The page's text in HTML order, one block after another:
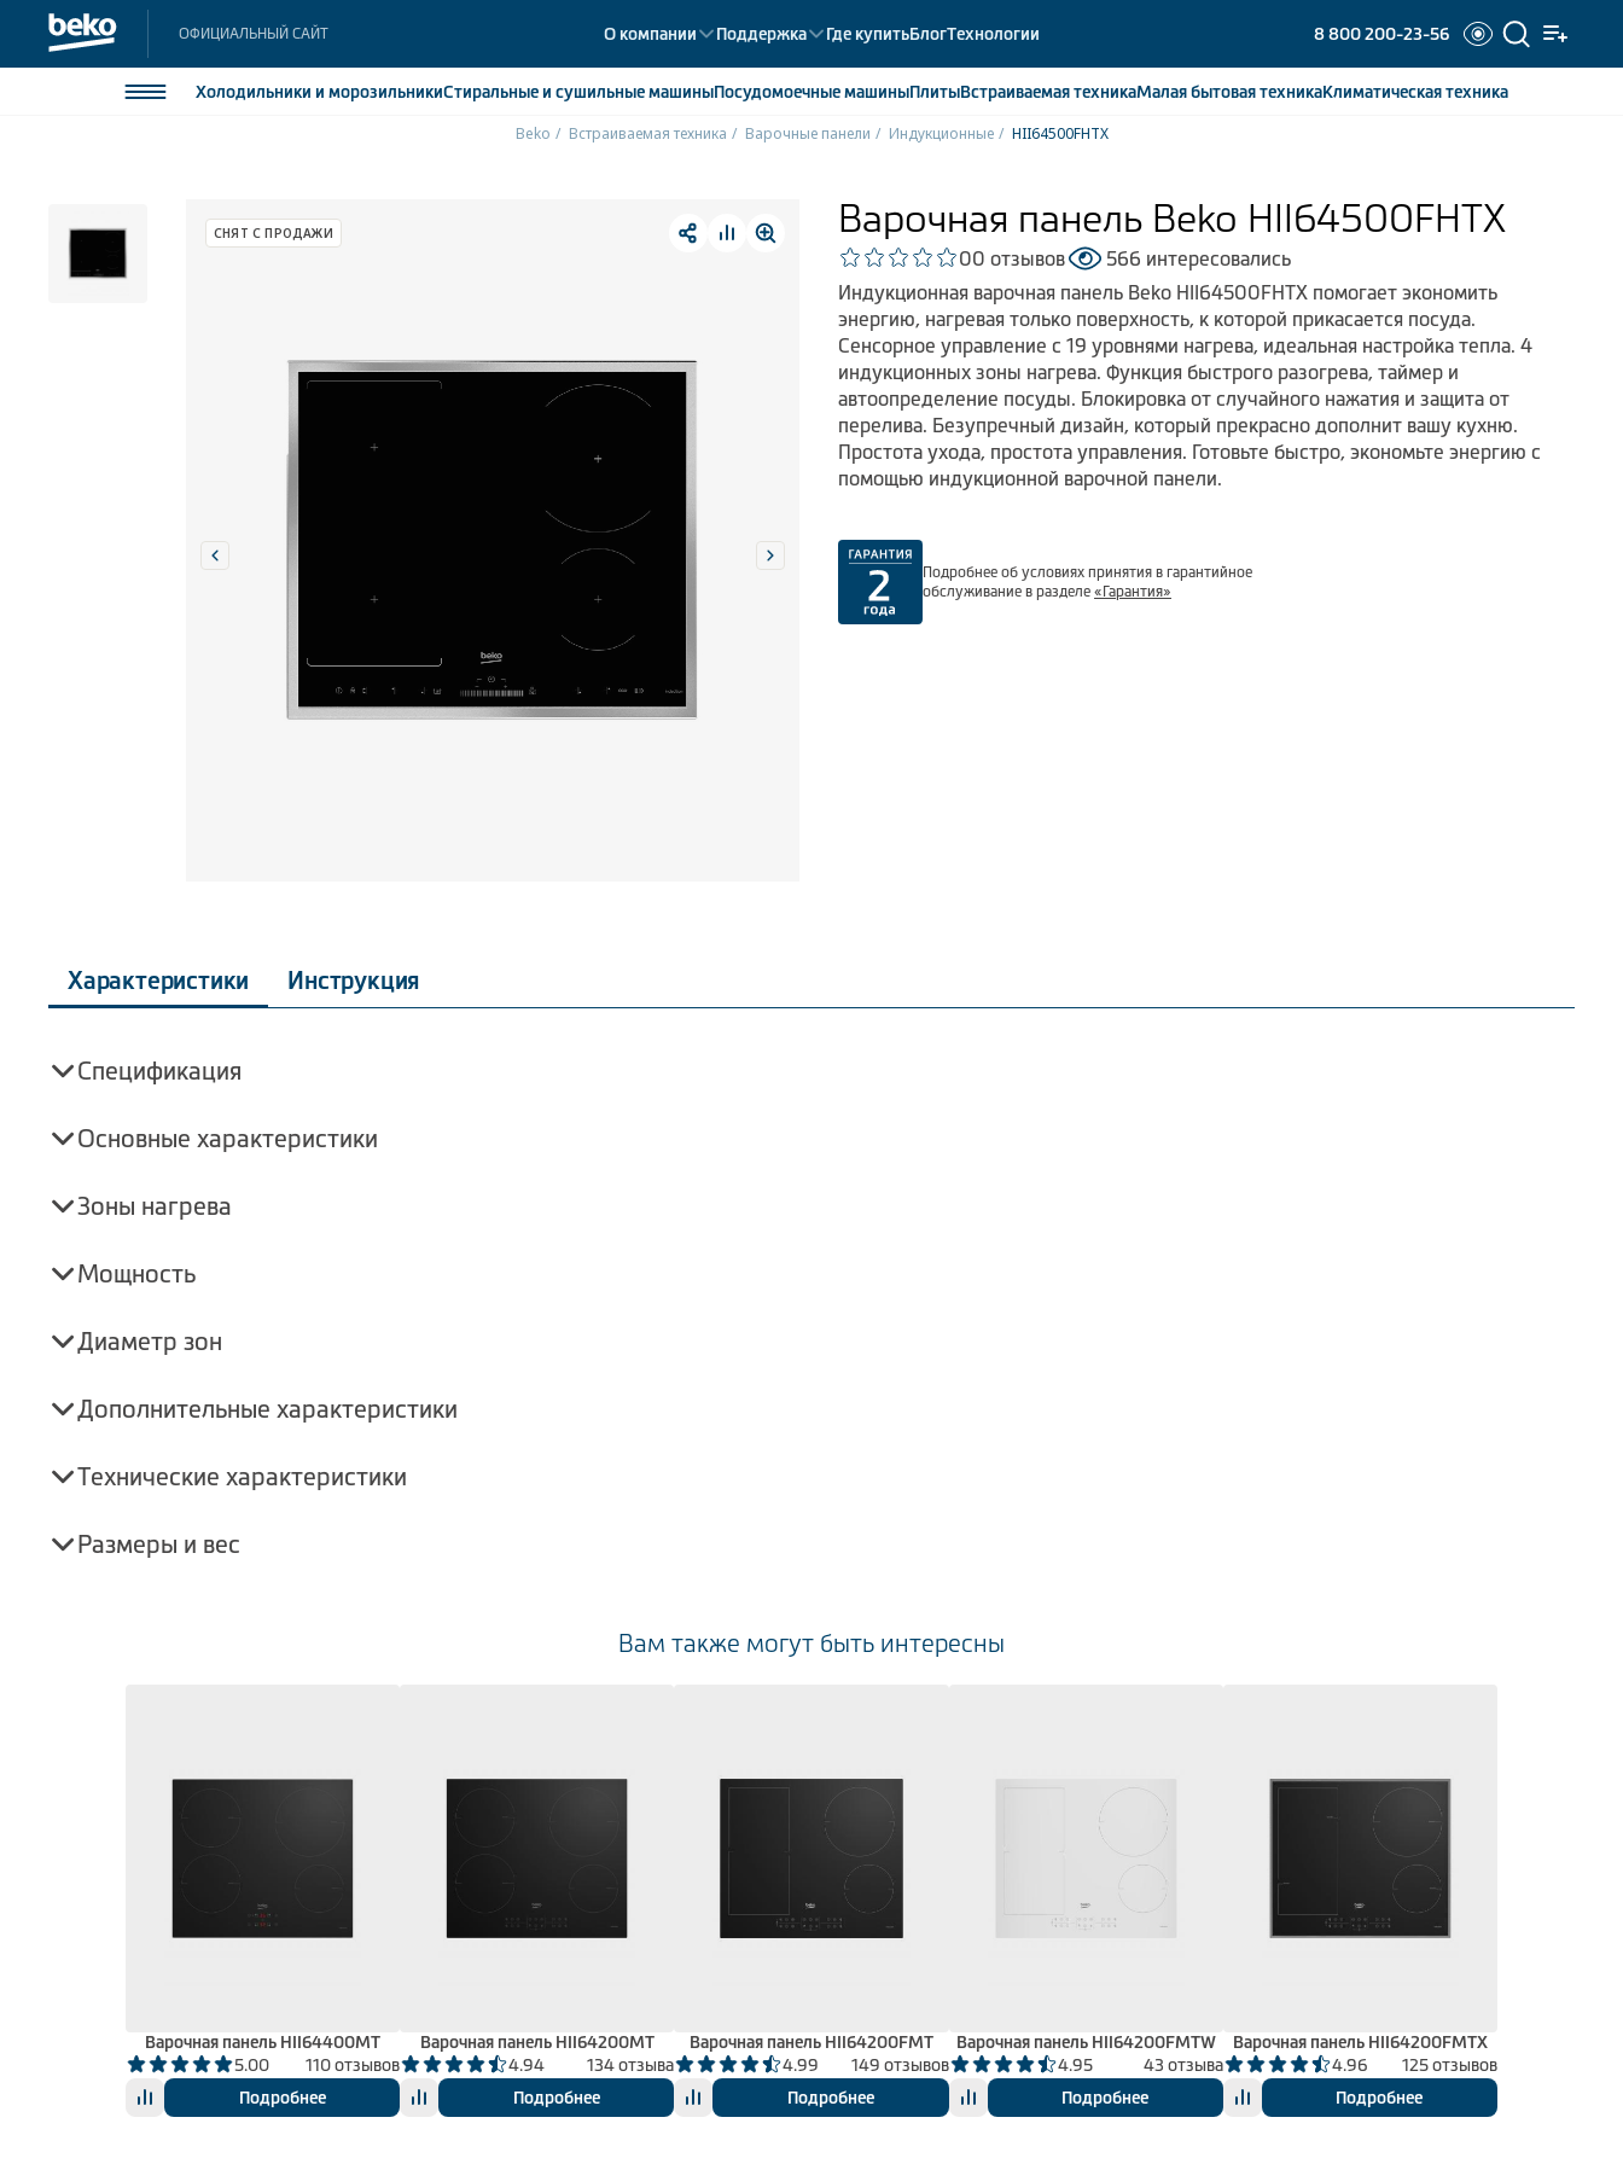
ОФИЦИАЛЬНЫЙ САЙТ О компании Поддержка Где купитьБлогТехнологии 8 800 200-23-56
Холодильники и морозильникиСтиральные и сушильные машиныПосудомоечныемашиныПлитыВстраиваемаятехникаМалая бытоваятехникаКлиматическаятехника
Стиральные и сушильные машины
Beko Встраиваемая техника Варочные панели Индукционные HII64500FHTX
СНЯТ С ПРОДАЖИ Варочная панель Beko HII64500FHTX
00 отзывов
566 интересовались
Индукционная варочная панель Beko HII64500FHTX помогает экономить
энергию, нагревая только поверхность, к которой прикасается посуда.
Сенсорное управление с 19 уровнями нагрева, идеальная настройка тепла. 4
индукционных зоны нагрева. Функция быстрого разогрева, таймер и
автоопределение посуды. Блокировка от случайного нажатия и защита от
перелива. Безупречный дизайн, который прекрасно дополнит вашу кухню.
Простота ухода, простота управления. Готовьте быстро, экономьте энергию с
помощью индукционной варочной панели.
Подробнее об условиях принятия в гарантийное
обслуживание в разделе «Гарантия»
Характеристики Инструкция
Спецификация
Основные характеристики
Зоны нагрева
Мощность
Диаметр зон
Дополнительные характеристики
Технические характеристики
Размеры и вес
Вам также могут быть интересны
Варочная панель HII64400MT
5.00
110 отзывов
Подробнее
Варочная панель HII64200MT
4.94
134 отзыва
Подробнее
Варочная панель HII64200FMT
4.99
149 отзывов
Подробнее
Варочная панель HII64200FMTW
4.95
43 отзыва
Подробнее
Варочная панель HII64200FMTX
4.96
125 отзывов
Подробнее